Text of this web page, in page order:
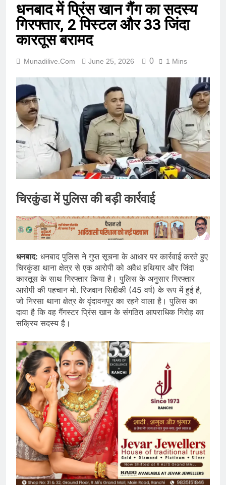
धनबाद में प्रिंस खान गैंग का सदस्य
गिरफ्तार, 2 पिस्टल और 33 जिंदा
कारतूस बरामद
Munadilive.com June 25, 2026 0 1 Mins
चिरकुंडा में पुलिस की बड़ी कार्रवाई
धनबाद: धनबाद पुलिस ने गुप्त सूचना के आधार पर कार्रवाई करते हुए
चिरकुंडा थाना क्षेत्र से एक आरोपी को अवैध हथियार और जिंदा
कारतूस के साथ गिरफ्तार किया है। पुलिस के अनुसार गिरफ्तार
आरोपी की पहचान मो. रिजवान सिद्दीकी (45 वर्ष) के रूप में हुई है,
जो निरसा थाना क्षेत्र के वृंदावनपुर का रहने वाला है। पुलिस का
दावा है कि वह गैंगस्टर प्रिंस खान के संगठित आपराधिक गिरोह का
सक्रिय सदस्य है।